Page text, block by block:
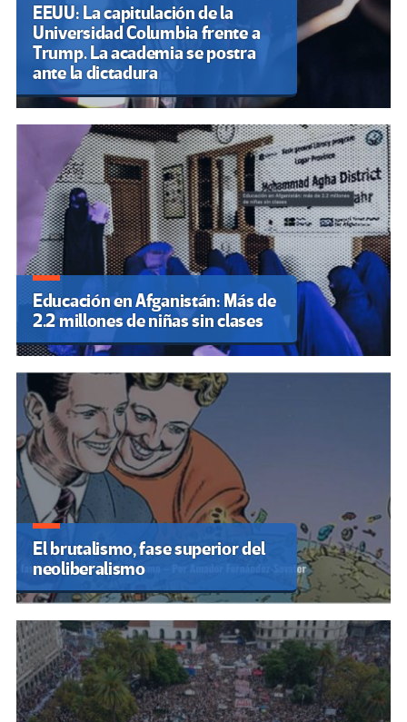
EEUU: La capitulación de la
Universidad Columbia frente a
Trump. La academia se postra
ante la dictadura
Educación en Afganistán: Más de
2.2 millones de niñas sin clases
El brutalismo, fase superior del
neoliberalismo